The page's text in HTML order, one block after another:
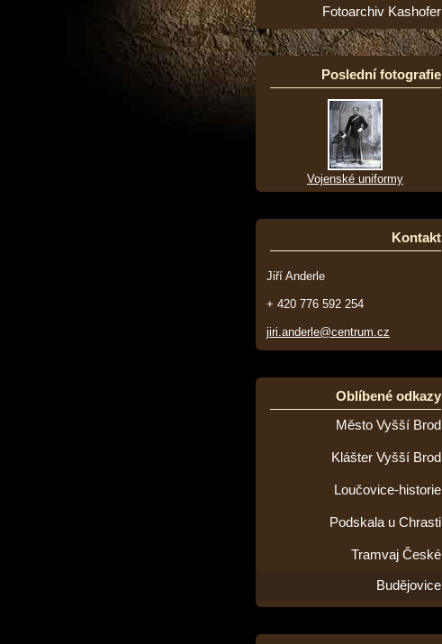
Fotoarchiv Kashofer
Poslední fotografie
Vojenské uniformy
Kontakt
Jiří Anderle
+ 420 776 592 254
jiri.anderle@centrum.cz
Oblíbené odkazy
Město Vyšší Brod
Klášter Vyšší Brod
Loučovice-historie
Podskala u Chrasti
Tramvaj České
Budějovice